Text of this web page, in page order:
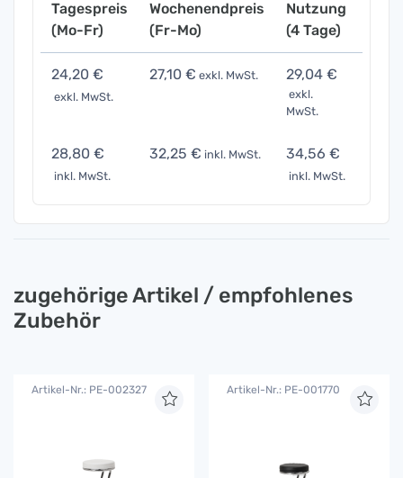
Tagespreis
(Mo-Fr)
Wochenendpreis
(Fr-Mo)
Nutzung
(4 Tage)
24,20 €
exkl. MwSt.
27,10 € exkl. MwSt. 29,04 €
exkl.
MwSt.
28,80 €
inkl. MwSt.
32,25 € inkl. MwSt. 34,56 €
inkl. MwSt.
zugehörige Artikel / empfohlenes
Zubehör
Artikel-Nr.: PE-002327 Artikel-Nr.: PE-001770